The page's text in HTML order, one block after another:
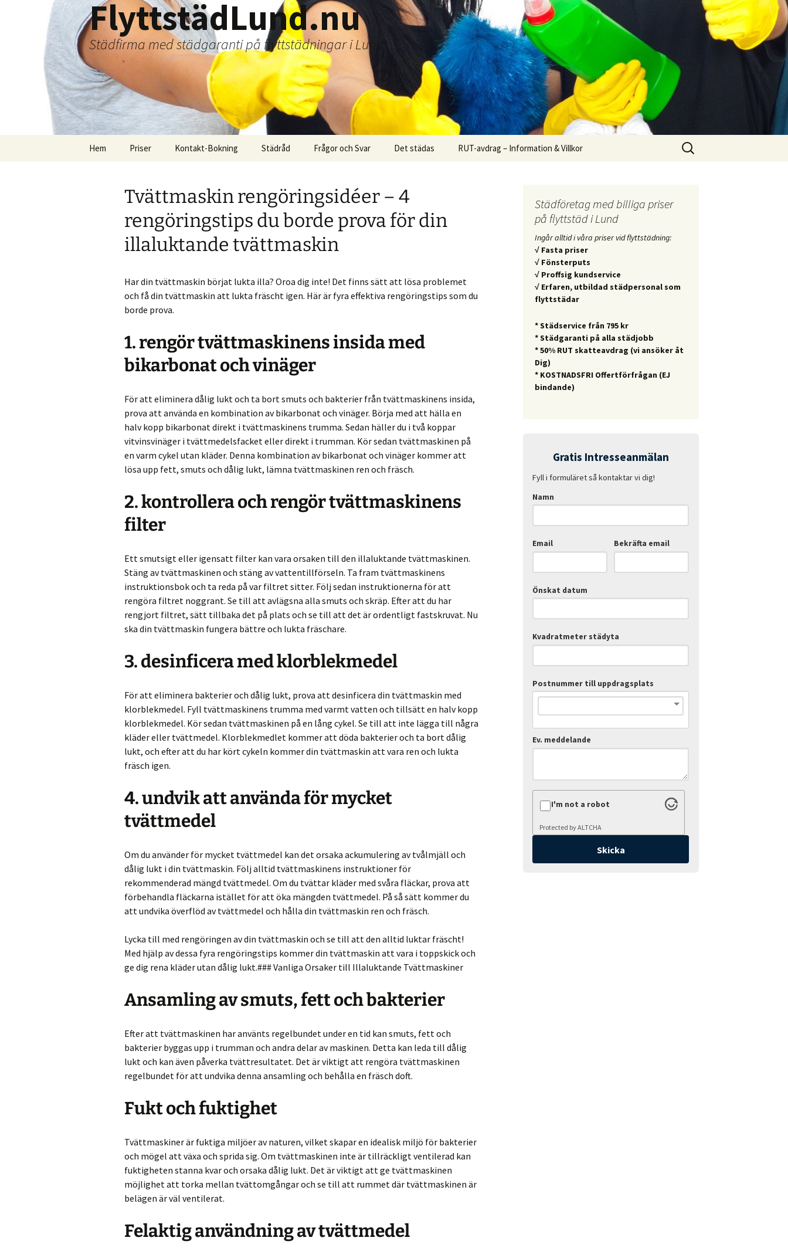
FlyttstädLund.nu
Städfirma med städgaranti på flyttstädningar i Lund
Hem Priser Kontakt-Bokning Städråd Frågor och Svar Det städas RUT-avdrag – Information & Villkor
Sök
efter:
Tvättmaskin rengöringsidéer – 4
rengöringstips du borde prova för din
illaluktande tvättmaskin
Har din tvättmaskin börjat lukta illa? Oroa dig inte! Det finns sätt att lösa problemet
och få din tvättmaskin att lukta fräscht igen. Här är fyra effektiva rengöringstips som du
borde prova.
1. rengör tvättmaskinens insida med
bikarbonat och vinäger
För att eliminera dålig lukt och ta bort smuts och bakterier från tvättmaskinens insida,
prova att använda en kombination av bikarbonat och vinäger. Börja med att hälla en
halv kopp bikarbonat direkt i tvättmaskinens trumma. Sedan häller du i två koppar
vitvinsvinäger i tvättmedelsfacket eller direkt i trumman. Kör sedan tvättmaskinen på
en varm cykel utan kläder. Denna kombination av bikarbonat och vinäger kommer att
lösa upp fett, smuts och dålig lukt, lämna tvättmaskinen ren och fräsch.
2. kontrollera och rengör tvättmaskinens
filter
Ett smutsigt eller igensatt filter kan vara orsaken till den illaluktande tvättmaskinen.
Stäng av tvättmaskinen och stäng av vattentillförseln. Ta fram tvättmaskinens
instruktionsbok och ta reda på var filtret sitter. Följ sedan instruktionerna för att
rengöra filtret noggrant. Se till att avlägsna alla smuts och skräp. Efter att du har
rengjort filtret, sätt tillbaka det på plats och se till att det är ordentligt fastskruvat. Nu
ska din tvättmaskin fungera bättre och lukta fräschare.
3. desinficera med klorblekmedel
För att eliminera bakterier och dålig lukt, prova att desinficera din tvättmaskin med
klorblekmedel. Fyll tvättmaskinens trumma med varmt vatten och tillsätt en halv kopp
klorblekmedel. Kör sedan tvättmaskinen på en lång cykel. Se till att inte lägga till några
kläder eller tvättmedel. Klorblekmedlet kommer att döda bakterier och ta bort dålig
lukt, och efter att du har kört cykeln kommer din tvättmaskin att vara ren och lukta
fräsch igen.
4. undvik att använda för mycket
tvättmedel
Om du använder för mycket tvättmedel kan det orsaka ackumulering av tvålmjäll och
dålig lukt i din tvättmaskin. Följ alltid tvättmaskinens instruktioner för
rekommenderad mängd tvättmedel. Om du tvättar kläder med svåra fläckar, prova att
förbehandla fläckarna istället för att öka mängden tvättmedel. På så sätt kommer du
att undvika överflöd av tvättmedel och hålla din tvättmaskin ren och fräsch.
Lycka till med rengöringen av din tvättmaskin och se till att den alltid luktar fräscht!
Med hjälp av dessa fyra rengöringstips kommer din tvättmaskin att vara i toppskick och
ge dig rena kläder utan dålig lukt.### Vanliga Orsaker till Illaluktande Tvättmaskiner
Ansamling av smuts, fett och bakterier
Efter att tvättmaskinen har använts regelbundet under en tid kan smuts, fett och
bakterier byggas upp i trumman och andra delar av maskinen. Detta kan leda till dålig
lukt och kan även påverka tvättresultatet. Det är viktigt att rengöra tvättmaskinen
regelbundet för att undvika denna ansamling och behålla en fräsch doft.
Fukt och fuktighet
Tvättmaskiner är fuktiga miljöer av naturen, vilket skapar en idealisk miljö för bakterier
och mögel att växa och sprida sig. Om tvättmaskinen inte är tillräckligt ventilerad kan
fuktigheten stanna kvar och orsaka dålig lukt. Det är viktigt att ge tvättmaskinen
möjlighet att torka mellan tvättomgångar och se till att rummet där tvättmaskinen är
belägen är väl ventilerat.
Felaktig användning av tvättmedel
Städföretag med billiga priser
på flyttstäd i Lund
Ingår alltid i våra priser vid flyttstädning:
√ Fasta priser
√ Fönsterputs
√ Proffsig kundservice
√ Erfaren, utbildad städpersonal som
flyttstädar
* Städservice från 795 kr
* Städgaranti på alla städjobb
* 50% RUT skatteavdrag (vi ansöker åt
Dig)
* KOSTNADSFRI Offertförfrågan (EJ
bindande)
Gratis Intresseanmälan
Fyll i formuläret så kontaktar vi dig!
Namn
Email Bekräfta email
Önskat datum
Kvadratmeter städyta
Postnummer till uppdragsplats
Ev. meddelande
I'm not a robot
Protected byALTCHA